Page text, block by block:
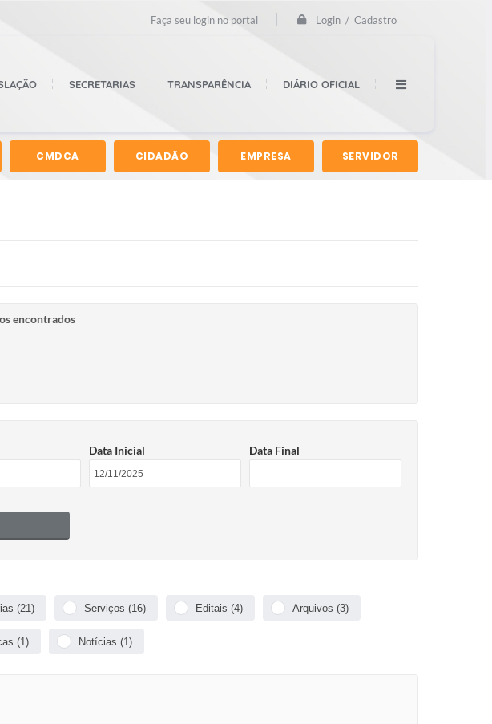
Faça seu login no portal Login / Cadastro
SECRETARIAS TRANSPARÊNCIA DIÁRIO OFICIAL
CMDCA CIDADÃO EMPRESA SERVIDOR
encontrados
Data Inicial Data Final
(21) Serviços (16) Editais (4) Arquivos (3)
(1) Notícias (1)